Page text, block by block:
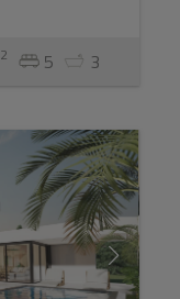
2 5 3